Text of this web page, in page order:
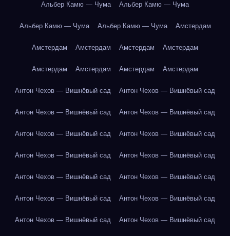
Альбер Камю — Чума Альбер Камю — Чума
Альбер Камю — Чума Альбер Камю — Чума Амстердам
Амстердам Амстердам Амстердам Амстердам
Амстердам Амстердам Амстердам Амстердам
Антон Чехов — Вишнёвый сад Антон Чехов — Вишнёвый сад
Антон Чехов — Вишнёвый сад Антон Чехов — Вишнёвый сад
Антон Чехов — Вишнёвый сад Антон Чехов — Вишнёвый сад
Антон Чехов — Вишнёвый сад Антон Чехов — Вишнёвый сад
Антон Чехов — Вишнёвый сад Антон Чехов — Вишнёвый сад
Антон Чехов — Вишнёвый сад Антон Чехов — Вишнёвый сад
Антон Чехов — Вишнёвый сад Антон Чехов — Вишнёвый сад